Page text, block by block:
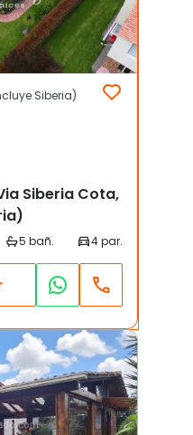
Siberia)
Siberia Cota,